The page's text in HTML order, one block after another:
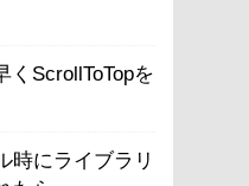
くScrollToTopを
時にライブラリ